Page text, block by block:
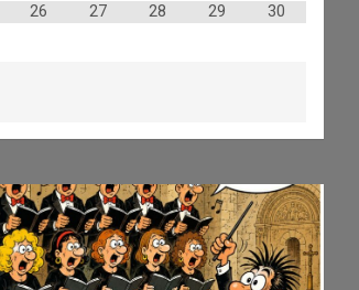
26 27 28 29 30